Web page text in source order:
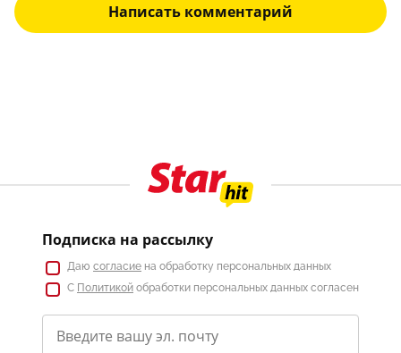
Написать комментарий
Подписка на рассылку
Даю согласие на обработку персональных данных
С Политикой обработки персональных данных согласен